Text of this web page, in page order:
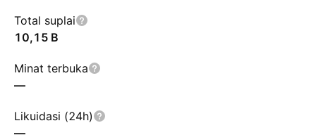
Total suplai
‪10,15 B‬
Minat terbuka
—
Likuidasi (24h)